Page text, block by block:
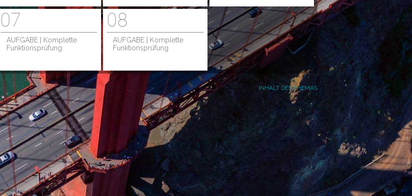
07
AUFGABE | Komplette
Funktionsprüfung
08
AUFGABE | Komplette
Funktionsprüfung
INHALT DES THEMAS